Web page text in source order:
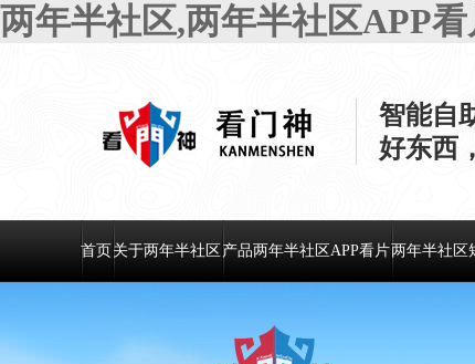
两年半社区,两年半社区APP
智能自
好东西
首页关于两年半社区 产品两年半社区APP看片两年半社区